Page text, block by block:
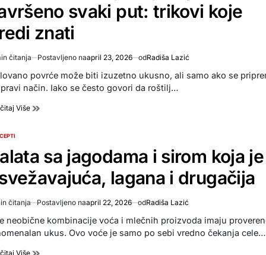
svaki put: trikovi koje
znati
čitanja Postavljeno naapril 23, 2026 odRadiša Lazić
povrće može biti izuzetno ukusno, ali samo ako se
način. Iako se često govori da roštilj…
Više
sa jagodama i sirom koja je
lagana i drugačija
čitanja Postavljeno naapril 22, 2026 odRadiša Lazić
neobične kombinacije voća i mlečnih proizvoda imaju
ukus. Ovo voće je samo po sebi vredno čekanja cele…
Više